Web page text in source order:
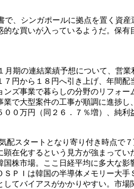
、シンガポールに拠点を置く資
な買いが入っているようだ。保
期の連結業績予想について、営
円から１８円へ引き上げ、年間
ズ事業で暮らしの分野のリフォ
で大型案件の工事が順調に進捗
０万円（同２６．７％増）、純利
配スタートとなり寄り付き時点で
在化するという見方が強まって
株市場。ここ日経平均に多大な
ＰＩは韓国の半導体メモリー大手
てバイアスがかかりやすい。市